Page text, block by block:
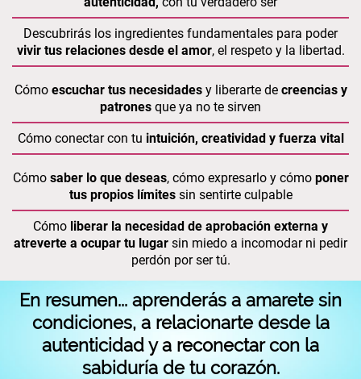
Descubrirás los ingredientes fundamentales para poder
vivir tus relaciones desde el amor, el respeto y la libertad.
Cómo escuchar tus necesidadesy liberarte de creencias y
patrones que ya no te sirven
Cómo conectar con tu intuición, creatividad y fuerza vital
Cómosaber lo que deseas, cómo expresarlo y cómo poner
tus propios límitessin sentirte culpable
Cómo liberar la necesidad de aprobación externa y
atreverte a ocupar tu lugar sin miedo a incomodar ni pedir
perdón por ser tú.
En resumen... aprenderás a amarete sin
condiciones, a relacionarte desde la
autenticidad y a reconectar con la
sabiduría de tu corazón.